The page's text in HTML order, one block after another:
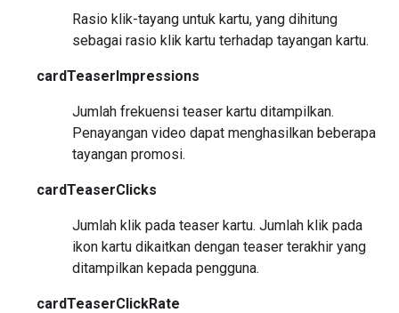
Rasio klik-tayang untuk kartu, yang dihitung
sebagai rasio klik kartu terhadap tayangan kartu.
cardTeaserImpressions
Jumlah frekuensi teaser kartu ditampilkan.
Penayangan video dapat menghasilkan beberapa
tayangan promosi.
cardTeaserClicks
Jumlah klik pada teaser kartu. Jumlah klik pada
ikon kartu dikaitkan dengan teaser terakhir yang
ditampilkan kepada pengguna.
cardTeaserClickRate